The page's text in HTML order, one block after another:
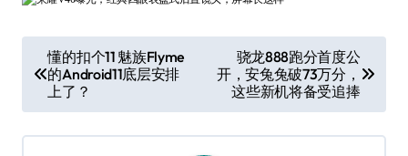
章
导
航
懂的扣个11 魅族Flyme
的Android11底层安排
上了？
骁龙888跑分首度公
开，安兔兔破73万分，
这些新机将备受追捧